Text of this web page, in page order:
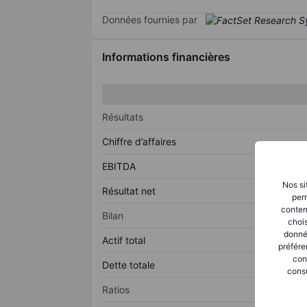
Nos
Données fournies par
Informations financières
Résultats
Chiffre d’affaires
EBITDA
Résultat net
Bilan
Actif total
Dette totale
Ratios